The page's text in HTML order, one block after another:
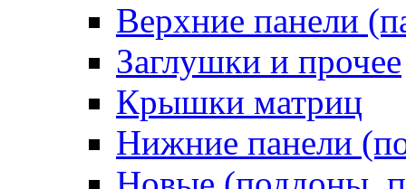
Верхние панели
Заглушки и прочее
Крышки матриц
Нижние панели